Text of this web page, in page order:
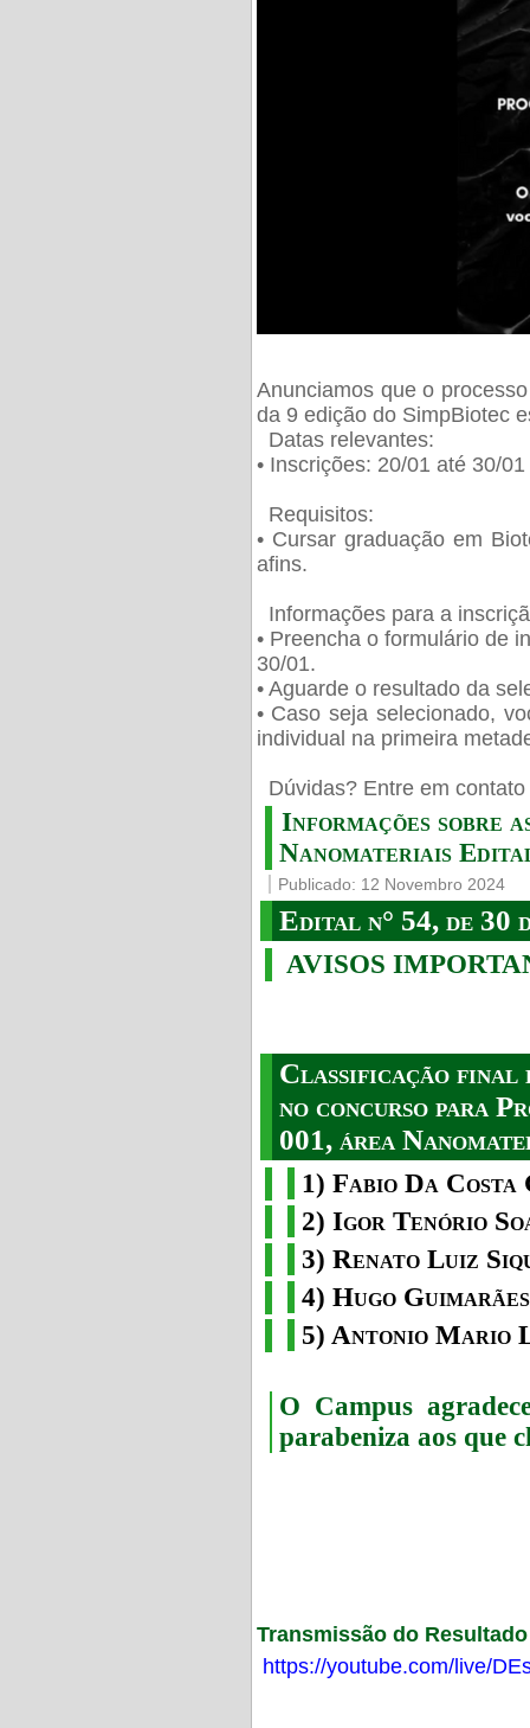
Anunciamos que o
da 9 edição do SimpBiotec
Datas relevantes:
• Inscrições: 20/01 até 30/01
Requisitos:
• Cursar graduação em
afins.
Informações para a
• Preencha o formulário de
30/01.
• Aguarde o resultado da
• Caso seja selecionado,
individual na primeira
Dúvidas? Entre em
Informações sobre
Nanomateriais
Publicado: 12 Novembro 2024
Edital n° 54, de 30
AVISOS
Classificação final
no concurso para
001, área
1) Fabio Da
2) Igor Tenório
3) Renato Luiz
4) Hugo
5) Antonio Mario
O Campus
parabeniza aos que
Transmissão do
https://youtube.com/live/